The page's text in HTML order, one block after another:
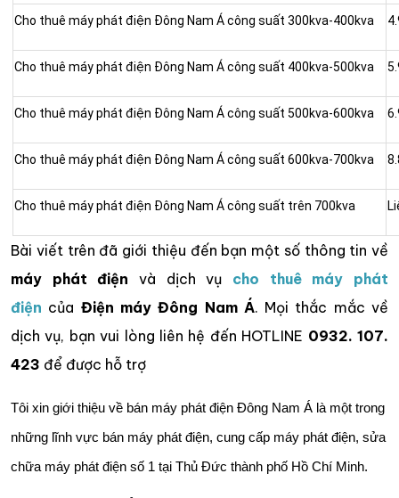
Cho thuê máy phát điện Đông Nam Á công suất 300kva-400kva
Cho thuê máy phát điện Đông Nam Á công suất 400kva-500kva
Cho thuê máy phát điện Đông Nam Á công suất 500kva-600kva
Cho thuê máy phát điện Đông Nam Á công suất 600kva-700kva
Cho thuê máy phát điện Đông Nam Á công suất trên 700kva
Bài viết trên đã giới thiệu đến bạn một số thông tin về
máy phát điện và dịch vụ
cho thuê máy phát
điện của Điện máy Đông Nam Á. Mọi thắc mắc về
dịch vụ, bạn vui lòng liên hệ đến HOTLINE 0932. 107.
423 để được hỗ trợ
Tôi xin giới thiệu về bán máy phát điện Đông Nam Á là một trong
những lĩnh vực bán máy phát điện, cung cấp máy phát điện, sửa
chữa máy phát điện số 1 tại Thủ Đức thành phố Hồ Chí Minh.